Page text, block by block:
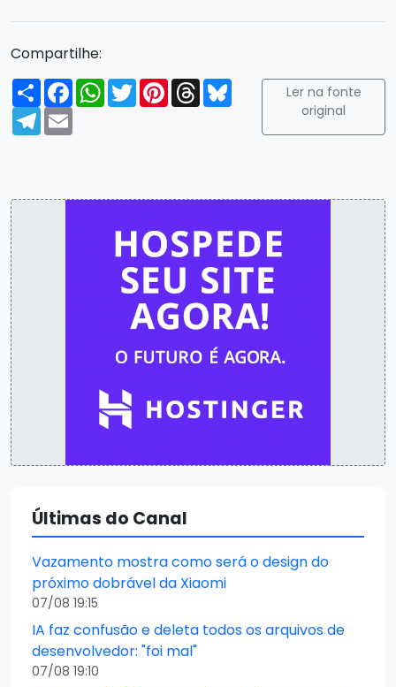
Compartilhe:
Compartilhar
FacebookWhatsApp
TwitterPinterest
ThreadsBluesky
Telegram
Email
Ler na fonte
original
Últimas do Canal
Vazamento mostra como será o design do
próximo dobrável da Xiaomi
07/08 19:15
IA faz confusão e deleta todos os arquivos de
desenvolvedor: "foi mal"
07/08 19:10